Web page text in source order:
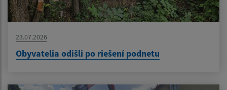
23.07.2026
Obyvatelia odišli po riešení podnetu